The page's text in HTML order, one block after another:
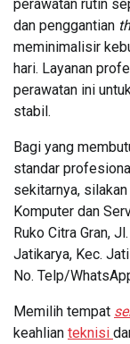
perawatan rutin
dan penggantian
meminimalisir
hari. Layanan
perawatan ini
stabil.
Bagi yang
standar
sekitarnya,
Komputer dan
Ruko Citra Gran,
Jatikarya, Kec.
No. Telp/
Memilih tempat
keahlian teknisi